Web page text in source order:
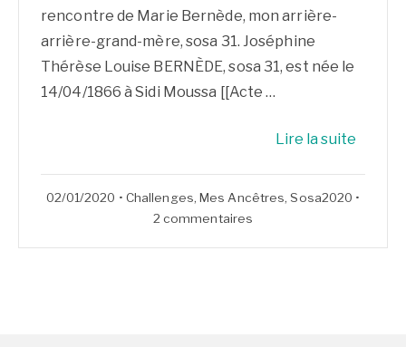
rencontre de Marie Bernède, mon arrière-
arrière-grand-mère, sosa 31. Joséphine
Thérèse Louise BERNÈDE, sosa 31, est née le
14/04/1866 à Sidi Moussa [[Acte …
Lire la suite
02/01/2020 29/03/2020
• Challenges,Mes Ancêtres, Sosa2020 •
2 commentaires